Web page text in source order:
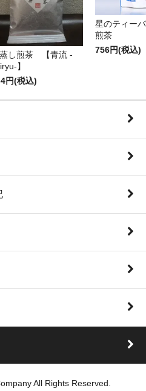
し煎茶 【青流 -
】
円(税込)
星のティー
煎茶
756円(税込)
All Rights Reserved.